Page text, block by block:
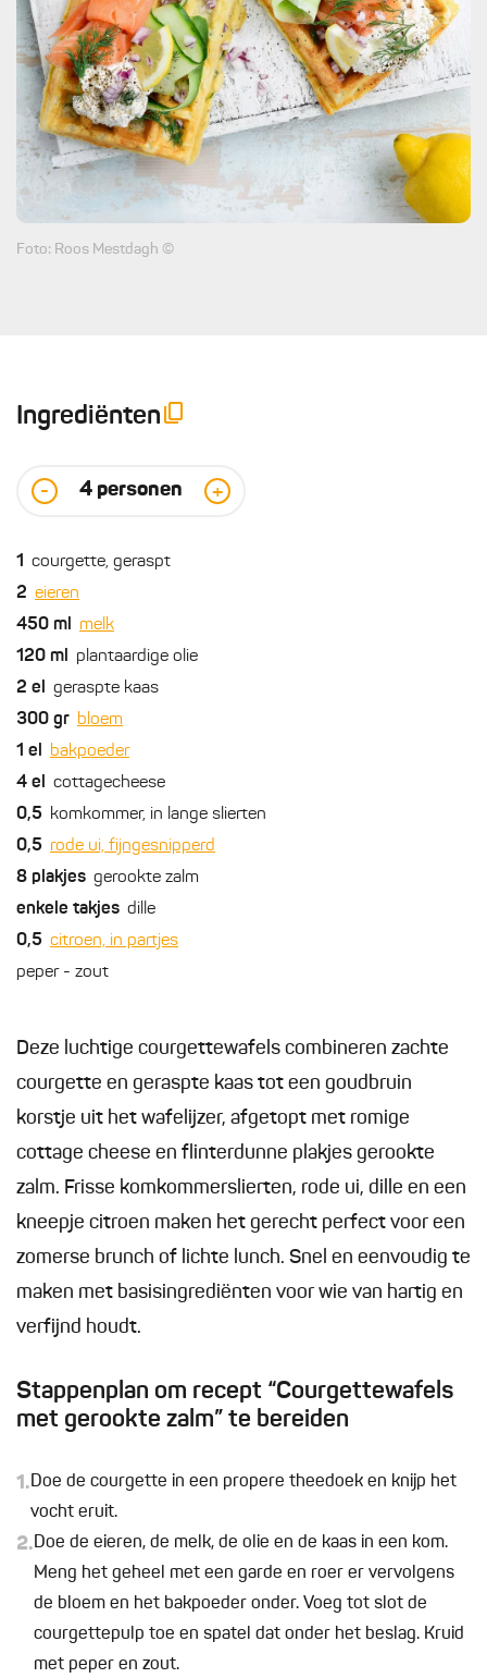
Foto: Roos Mestdagh ©
Ingrediënten
- 4 personen +
1 courgette, geraspt
2 eieren
450 ml melk
120 ml plantaardige olie
2 el geraspte kaas
300 gr bloem
1 el bakpoeder
4 el cottagecheese
0,5 komkommer, in lange slierten
0,5 rode ui, fijngesnipperd
8 plakjes gerookte zalm
enkele takjes dille
0,5 citroen, in partjes
peper - zout
Deze luchtige courgettewafels combineren zachte
courgette en geraspte kaas tot een goudbruin
korstje uit het wafelijzer, afgetopt met romige
cottage cheese en flinterdunne plakjes gerookte
zalm. Frisse komkommerslierten, rode ui, dille en een
kneepje citroen maken het gerecht perfect voor een
zomerse brunch of lichte lunch. Snel en eenvoudig te
maken met basisingrediënten voor wie van hartig en
verfijnd houdt.
Stappenplan om recept “Courgettewafels
met gerookte zalm” te bereiden
1.Doe de courgette in een propere theedoek en knijp het
vocht eruit.
2.Doe de eieren, de melk, de olie en de kaas in een kom.
Meng het geheel met een garde en roer er vervolgens
de bloem en het bakpoeder onder. Voeg tot slot de
courgettepulp toe en spatel dat onder het beslag. Kruid
met peper en zout.